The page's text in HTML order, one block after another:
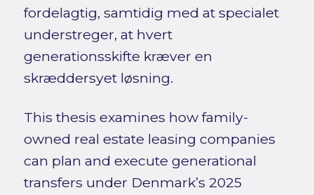
fordelagtig, samtidig med at specialet
understreger, at hvert
generationsskifte kræver en
skræddersyet løsning.
This thesis examines how family-
owned real estate leasing companies
can plan and execute generational
transfers under Denmark’s 2025